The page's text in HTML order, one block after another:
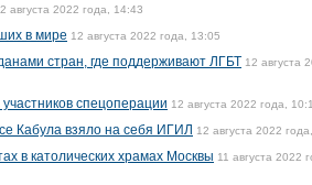
августа 2022 года, 14:43
в мире 12 августа 2022 года, 13:05
стран, где поддерживают ЛГБТ 12 августа
спецоперации 12 августа 2022 года,
Кабула взяло на себя ИГИЛ 12 августа 2022
в католических храмах Москвы 11 августа 2022